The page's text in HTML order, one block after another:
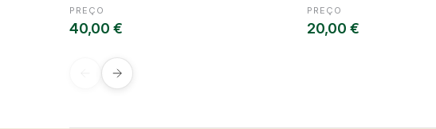
PREÇO
40,00 €
PREÇO
20,00 €